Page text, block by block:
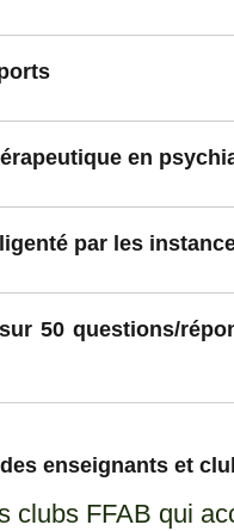
en
par les
50 questions/
enseignants et
clubs FFAB qui